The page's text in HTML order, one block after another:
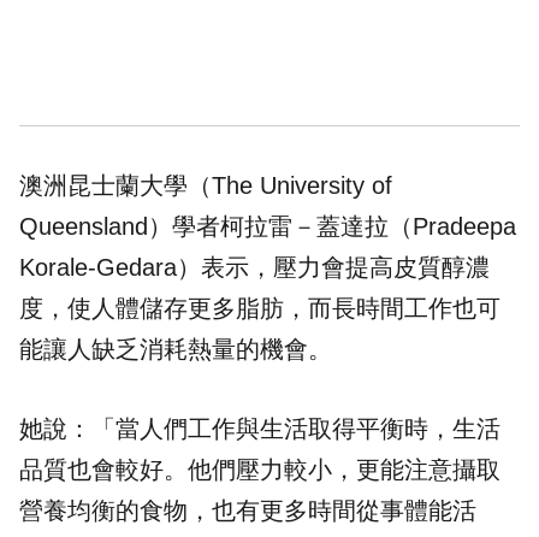
澳洲昆士蘭大學（The University of
Queensland）學者柯拉雷－蓋達拉（Pradeepa
Korale-Gedara）表示，壓力會提高皮質醇濃
度，使人體儲存更多脂肪，而長時間工作也可
能讓人缺乏消耗熱量的機會。
她說：「當人們工作與生活取得平衡時，生活
品質也會較好。他們壓力較小，更能注意攝取
營養均衡的食物，也有更多時間從事體能活